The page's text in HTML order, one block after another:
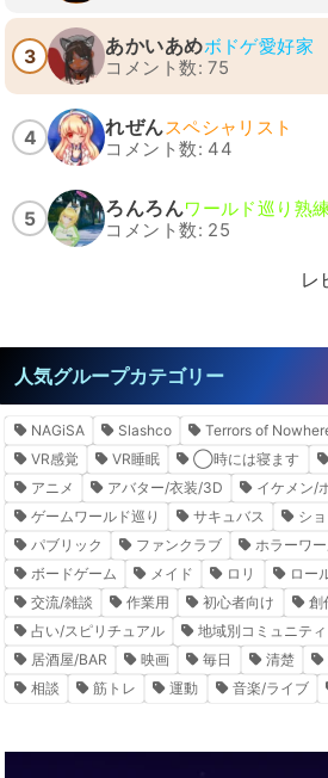
3 あかいあめボドゲ愛好家
コメント数: 75
4 れぜんスペシャリスト
コメント数: 44
5 ろんろんワールド巡り熟
コメント数: 25
レ
人気グループカテゴリー
NAGiSA Slashco Terrors of
VR感覚
VR睡眠 ◯時には寝ます
アニメ
アバター/衣装/3D イケメン/
ゲームワールド巡り
サキュバス シ
パブリック
ファンクラブ ホラーワ
ボードゲーム
メイド ロリ ロー
交流/雑談
作業用 初心者向け
創
占い/スピリチュアル
地域別コミュニティ
居酒屋/BAR
映画 毎日 清楚
相談
筋トレ 運動 音楽/ライブ